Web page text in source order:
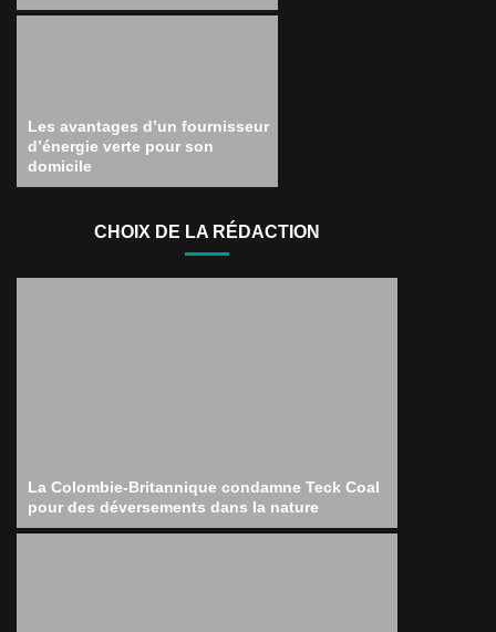
Les avantages d’un fournisseur
d’énergie verte pour son
domicile
CHOIX DE LA RÉDACTION
La Colombie-Britannique condamne Teck Coal
pour des déversements dans la nature